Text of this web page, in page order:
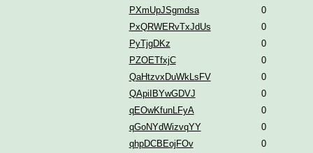
PXmUpJSgmdsa
0
PxQRWERvTxJdUs
0
PyTjgDKz
0
PZOETfxjC
0
QaHtzvxDuWkLsFV
0
QApiIBYwGDVJ
0
qEOwKfunLFyA
0
qGoNYdWizvqYY
0
qhpDCBEojFOv
0